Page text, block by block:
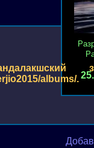
albums/.